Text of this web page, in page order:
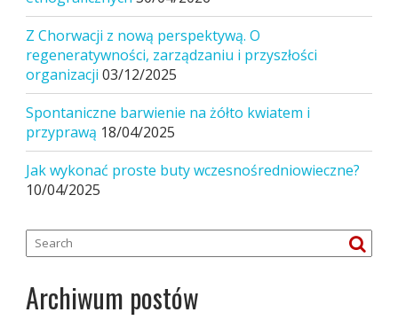
Z Chorwacji z nową perspektywą. O
regeneratywności, zarządzaniu i przyszłości
organizacji 03/12/2025
Spontaniczne barwienie na żółto kwiatem i
przyprawą 18/04/2025
Jak wykonać proste buty wczesnośredniowieczne?
10/04/2025
Archiwum postów